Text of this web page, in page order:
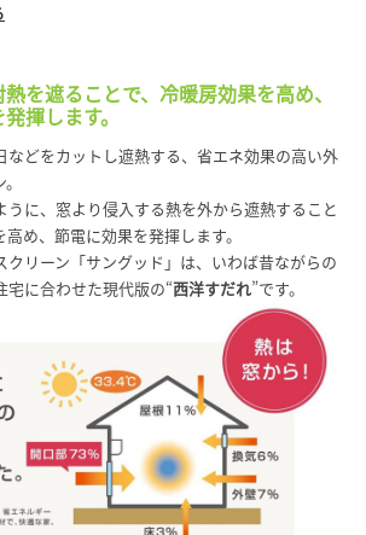
熱を遮ることで、冷暖房効果を高め、
揮します。
などをカットし遮熱する、省エネ効果の高い外
うに、窓より侵入する熱を外から遮熱すること
め、節電に効果を発揮します。
クリーン「サングッド」は、いわば昔ながらの
宅に合わせた現代版の“西洋すだれ”です。